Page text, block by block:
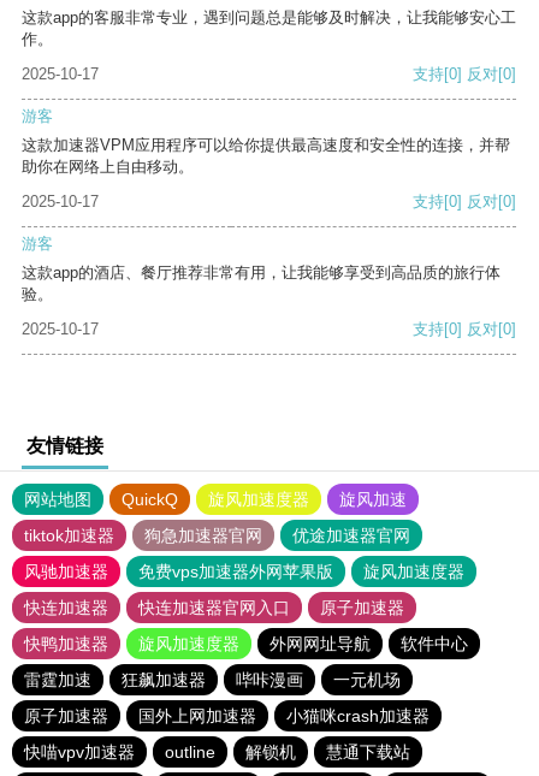
这款app的客服非常专业，遇到问题总是能够及时解决，让我能够安心工
作。
2025-10-17
支持[0] 反对[0]
游客
这款加速器VPM应用程序可以给你提供最高速度和安全性的连接，并帮
助你在网络上自由移动。
2025-10-17
支持[0] 反对[0]
游客
这款app的酒店、餐厅推荐非常有用，让我能够享受到高品质的旅行体
验。
2025-10-17
支持[0] 反对[0]
友情链接
网站地图 QuickQ 旋风加速度器
旋风加速
tiktok加速器
狗急加速器官网
优途加速器官网
风驰加速器
免费vps加速器外网苹果版
旋风加速度器
快连加速器
快连加速器官网入口
原子加速器
快鸭加速器
旋风加速度器 外网网址导航
软件中心
雷霆加速
狂飙加速器 哔咔漫画
一元机场
原子加速器
国外上网加速器
小猫咪crash加速器
快喵vpv加速器
outline 解锁机 慧通下载站